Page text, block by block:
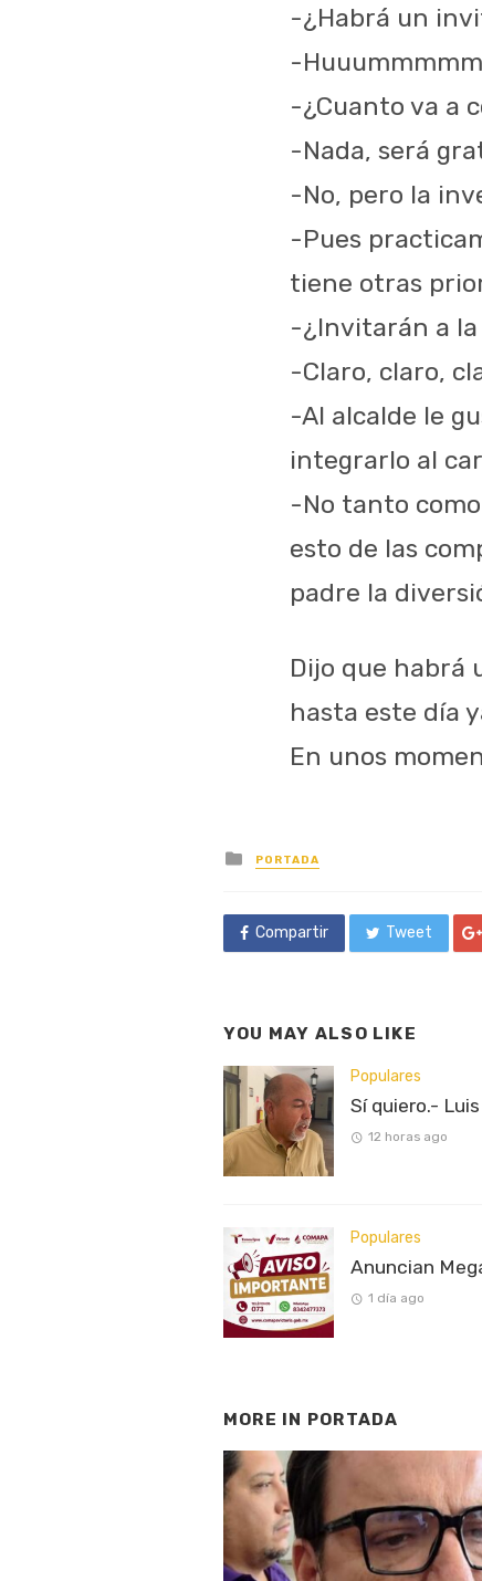
-¿Habrá un
-
-¿Cuanto va a
-Nada, será
-No, pero la
-Pues
tiene otras
-¿Invitarán a
-Claro, claro,
-Al alcalde le
integrarlo al
-No tanto
esto de las
padre la
Dijo que habrá
hasta este día
En unos
Posted
in
PORTADA
Compartir Tweet
YOU MAY ALSO LIKE
Populares
Sí quiero.-
12 horas ago
Populares
Anuncian
1 día ago
MORE IN PORTADA